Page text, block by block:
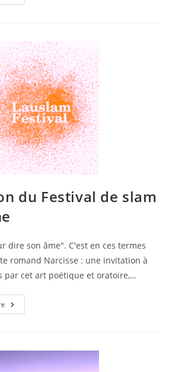
du Festival de slam
dire son âme". C'est en ces termes
romand Narcisse : une invitation à
par cet art poétique et oratoire,…